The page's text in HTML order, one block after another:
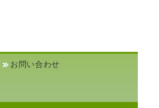
お問い合わせ